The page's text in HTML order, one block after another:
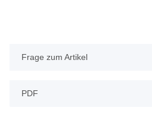
Frage zum Artikel
PDF